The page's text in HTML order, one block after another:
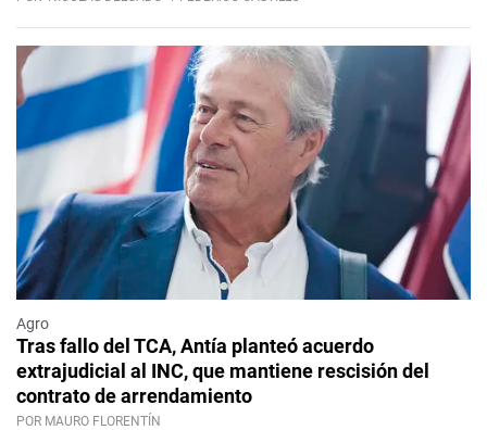
Agro
Tras fallo del TCA, Antía planteó acuerdo
extrajudicial al INC, que mantiene rescisión del
contrato de arrendamiento
POR MAURO FLORENTÍN